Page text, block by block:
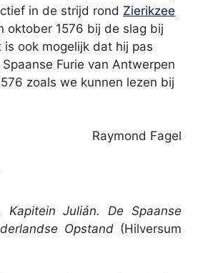
in de strijd rond Zierikzee
oktober 1576 bij de slag bij
is ook mogelijk dat hij pas
Furie van Antwerpen
zoals we kunnen lezen bij
Raymond Fagel
Kapitein Julián. De Spaanse
Opstand (Hilversum